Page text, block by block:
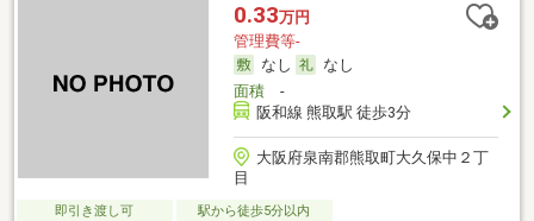
0.33万円
管理費等-
なし
なし
面積-
阪和線 熊取駅 徒歩3分
大阪府泉南郡熊取町大久保中２丁
目
即引き渡し可 駅から徒歩5分以内